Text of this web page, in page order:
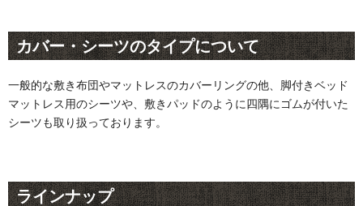
カバー・シーツのタイプについて
一般的な敷き布団やマットレスのカバーリングの他、脚付きベッド
マットレス用のシーツや、敷きパッドのように四隅にゴムが付いた
シーツも取り扱っております。
ラインナップ